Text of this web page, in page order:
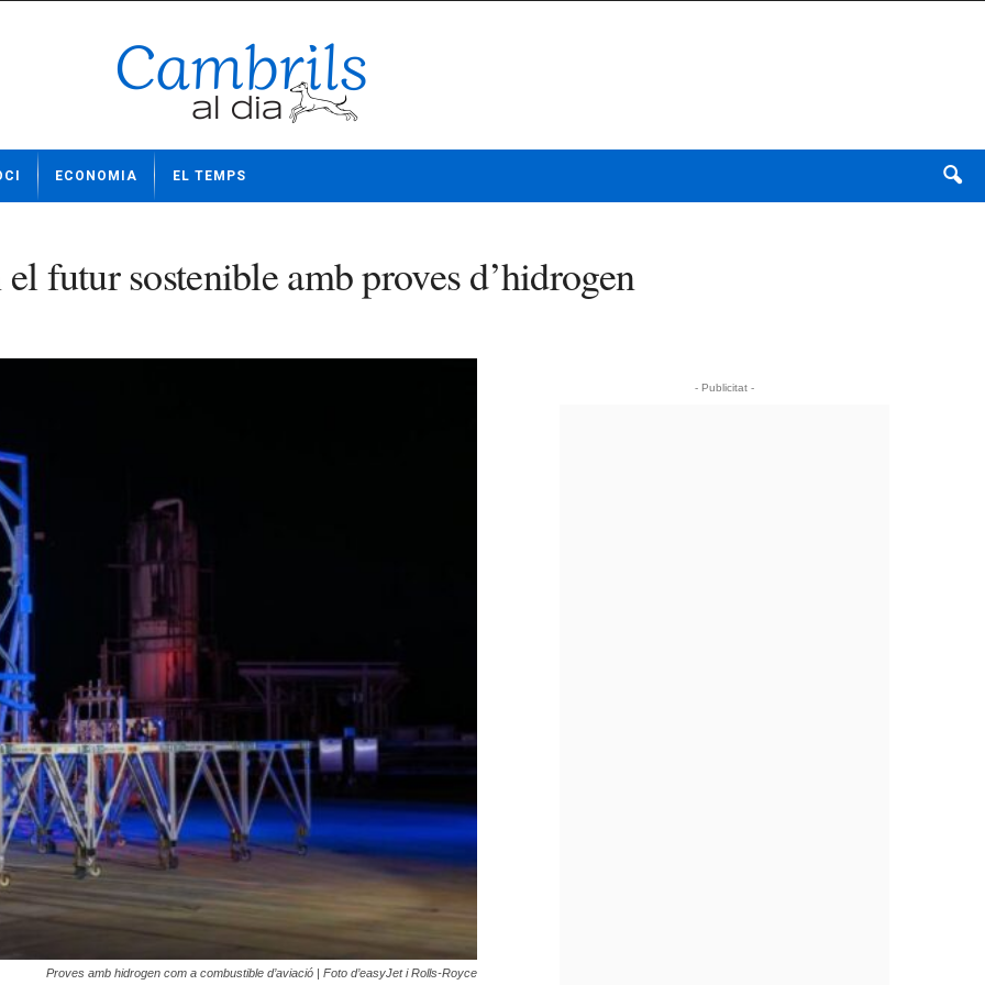
ECONOMIA EL TEMPS
futur sostenible amb proves d’hidrogen
Proves amb hidrogen com a combustible d’aviació | Foto d’easyJet i Rolls-Royce
- Publicitat -